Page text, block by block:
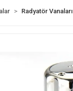
Radyatör Vanaları